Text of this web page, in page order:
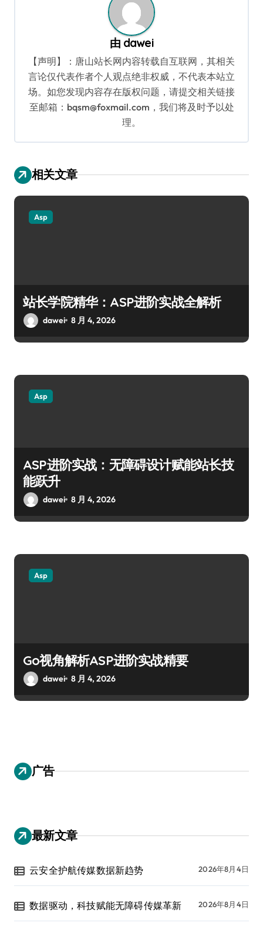
由 dawei
【声明】：唐山站长网内容转载自互联网，其相关
言论仅代表作者个人观点绝非权威，不代表本站立
场。如您发现内容存在版权问题，请提交相关链接
至邮箱：bqsm@foxmail.com，我们将及时予以处
理。
相关文章
Asp
站长学院精华：ASP进阶实战全解析
dawei 8 月 4, 2026
Asp
ASP进阶实战：无障碍设计赋能站长技
能跃升
dawei 8 月 4, 2026
Asp
Go视角解析ASP进阶实战精要
dawei 8 月 4, 2026
广告
最新文章
云安全护航传媒数据新趋势 2026年8月4日
数据驱动，科技赋能无障碍传媒革新 2026年8月4日